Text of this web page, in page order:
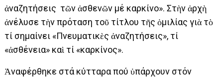
ἀναζητήσεις τῶν ἀσθενῶν μέ καρκίνο». Στὴν ἀρχὴ
ἀνέλυσε τὴν πρόταση τοῦ τίτλου τῆς ὁμιλίας γιὰ τὸ
τί σημαίνει «Πνευματικὲς ἀναζητήσεις», τί
«ἀσθένεια» καὶ τί «καρκίνος».
Ἀναφέρθηκε στά κύτταρα πού ὑπάρχουν στόν